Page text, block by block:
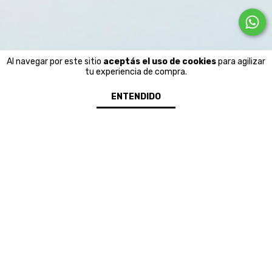
Al navegar por este sitio aceptás el uso de cookiespara agilizar
tu experiencia de compra.
ENTENDIDO